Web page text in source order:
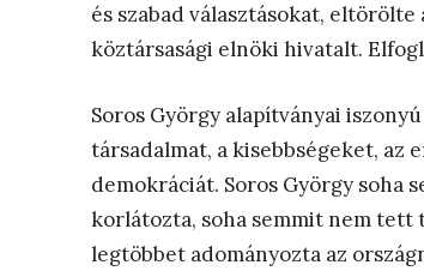
és szabad választásokat,
köztársasági elnöki hivatalt.
Soros György alapítványai
társadalmat, a kisebbségeket, az
demokráciát. Soros György soha
korlátozta, soha semmit nem tett
legtöbbet adományozta az